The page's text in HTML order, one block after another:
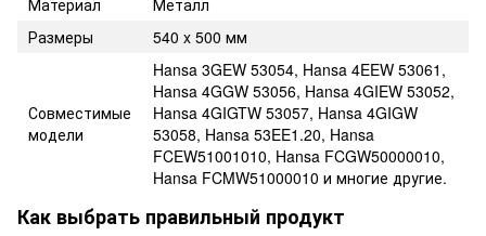
Материал
Металл
Размеры
540 x 500 мм
Совместимые
модели
Hansa 3GEW 53054, Hansa 4EEW 53061,
Hansa 4GGW 53056, Hansa 4GIEW 53052,
Hansa 4GIGTW 53057, Hansa 4GIGW
53058, Hansa 53EE1.20, Hansa
FCEW51001010, Hansa FCGW50000010,
Hansa FCMW51000010 и многие другие.
Как выбрать правильный продукт